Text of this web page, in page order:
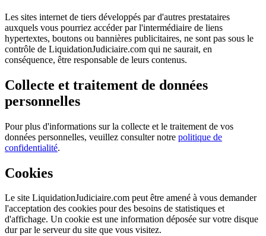
Les sites internet de tiers développés par d'autres prestataires
auxquels vous pourriez accéder par l'intermédiaire de liens
hypertextes, boutons ou bannières publicitaires, ne sont pas sous le
contrôle de LiquidationJudiciaire.com qui ne saurait, en
conséquence, être responsable de leurs contenus.
Collecte et traitement de données
personnelles
Pour plus d'informations sur la collecte et le traitement de vos
données personnelles, veuillez consulter notre politique de
confidentialité.
Cookies
Le site LiquidationJudiciaire.com peut être amené à vous demander
l'acceptation des cookies pour des besoins de statistiques et
d'affichage. Un cookie est une information déposée sur votre disque
dur par le serveur du site que vous visitez.